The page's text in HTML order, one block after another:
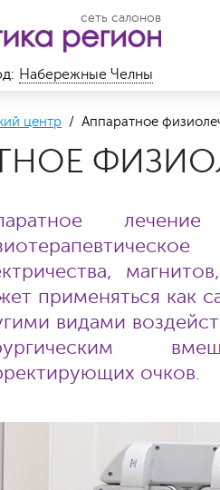
сеть салонов
Набережные Челны
центр / Аппаратное
применяться как
видами
очков.